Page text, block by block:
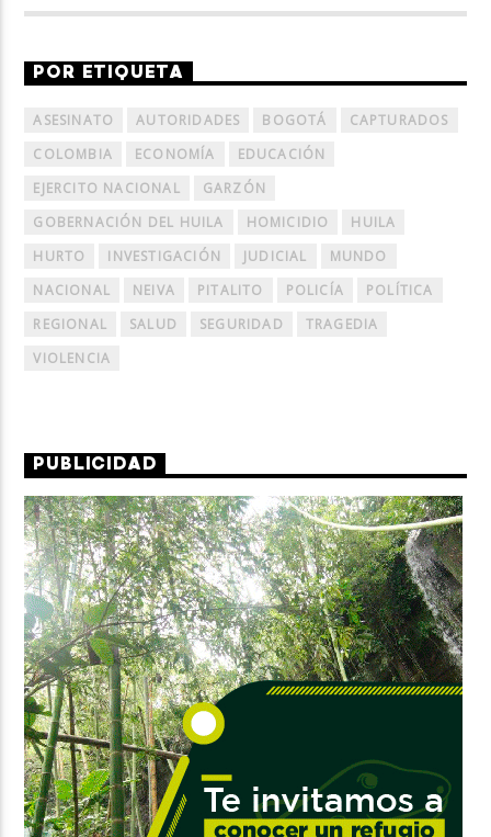
POR ETIQUETA
ASESINATO AUTORIDADES BOGOTÁ
CAPTURADOS
COLOMBIA
ECONOMÍA
EDUCACIÓN
EJERCITO NACIONAL
GARZÓN
GOBERNACIÓN DEL HUILA
HOMICIDIO
HUILA
HURTO
INVESTIGACIÓN JUDICIAL
MUNDO
NACIONAL
NEIVA PITALITO POLICÍA
POLÍTICA
REGIONAL
SALUD SEGURIDAD
TRAGEDIA
VIOLENCIA
PUBLICIDAD